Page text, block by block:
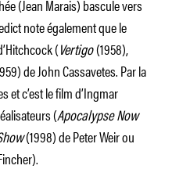
(Jean Marais) bascule vers
note également que le
(Vertigo(1958),
de John Cassavetes. Par la
et c’est le film d’Ingmar
(Apocalypse Now
(1998) de Peter Weir ou